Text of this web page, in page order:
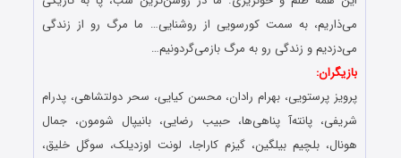
می‌ذاریم، به سمت کورسویی از روشنایی… ما مرگ رو از زندگی
می‌دزدیم و زندگی رو به مرگ بازمی‌گردونیم…
بازیگران:
پرویز پرستویی، بهرام رادان، محسن کیایی، سحر دولتشاهی، پدرام
شریفی، پانته‌آ پناهی‌ها، حبیب رضایی، بانیپال شومون، جمال
هونال، بلچیم بیلگین، گیزم کاراجا، لونت اوزدیلک، سوگل خلیق،